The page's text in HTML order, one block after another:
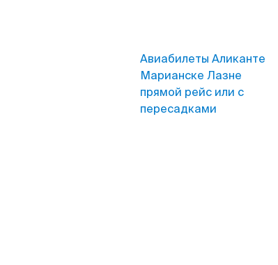
Авиабилеты Аликанте
Марианске Лазне
прямой рейс или с
пересадками